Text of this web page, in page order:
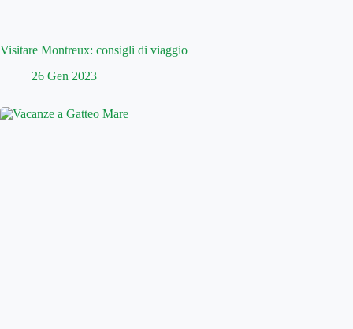
Visitare Montreux: consigli di viaggio
26 Gen 2023